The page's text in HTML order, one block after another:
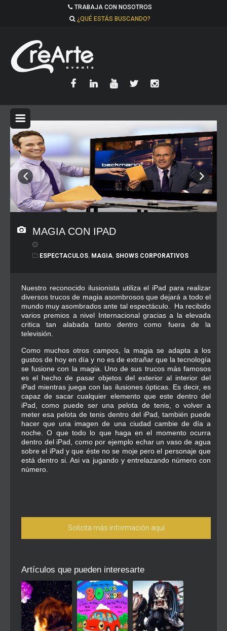
TRABAJA CON NOSOTROS
¿QUÉ ESTÁS BUSCANDO?
MAGIA CON IPAD
ESPECTACULOS, MAGIA, SHOWS CORPORATIVOS
Nuestro reconocido ilusionista utiliza el iPad para realizar
diversos trucos de magia asombrosos que dejará a todo el
mundo muy asombrados ante tal espectáculo. Ha recibido
varios premios a nivel Internacional gracias a la elevada
critica tan alabada tanto dentro como fuera de la
televisión.
Como muchos otros campos, la magia se adapta a los
gustos de hoy en día y no es de extrañar que la tecnología
se fusione con la magia. Uno de sus trucos más famosos
es el hecho de pasar objetos del exterior al interior del
iPad mientras juega con las ilusiones ópticas. Es decir, es
capaz de sacar cualquier elemento que este dentro del
iPad, como puede ser una pelota de tenis, o volver a
meter esa pelota de tenis dentro del iPad, también puede
hacer que una imagen de una ciudad cambie de día a
noche. O que todo lo que haga en el momento ocurra
dentro del iPad, como por ejemplo echar un vaso de agua
sobre el iPad y que éste no se moje pero el personaje que
está dentro si. Asi va jugando y entrelazando número con
número.
Solicita más información aquí
Artículos que pueden interesarte